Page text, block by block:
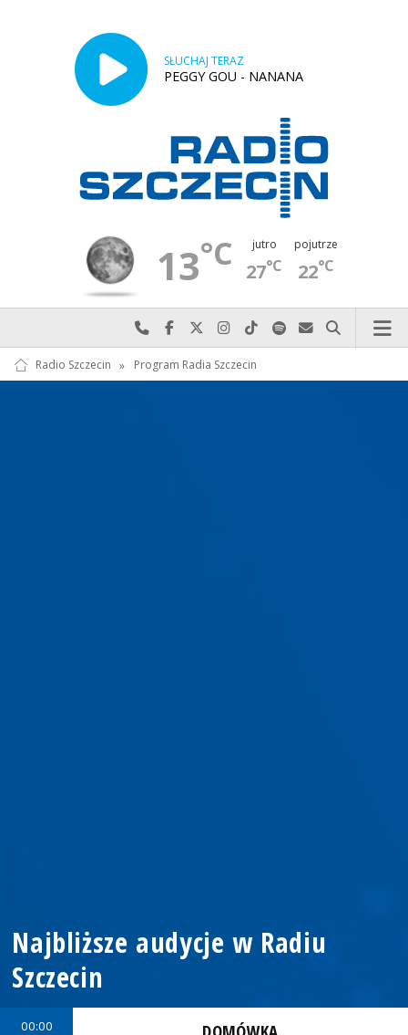
SŁUCHAJ TERAZ
PEGGY GOU - NANANA
13°C jutro
27°C
pojutrze
22°C
Najlepiej po prostu do nas zadzwoń
Odwiedź nas na Facebook-u
Odwiedź nas na X
Odwiedź nas na Instagram-ie
Odwiedź nas na TikTok-u
Szukaj nas na Spotify
Wyślij do nas
Szukaj
Radio Szczecin » Program Radia Szczecin
Najbliższe audycje w Radiu
Szczecin
00:00